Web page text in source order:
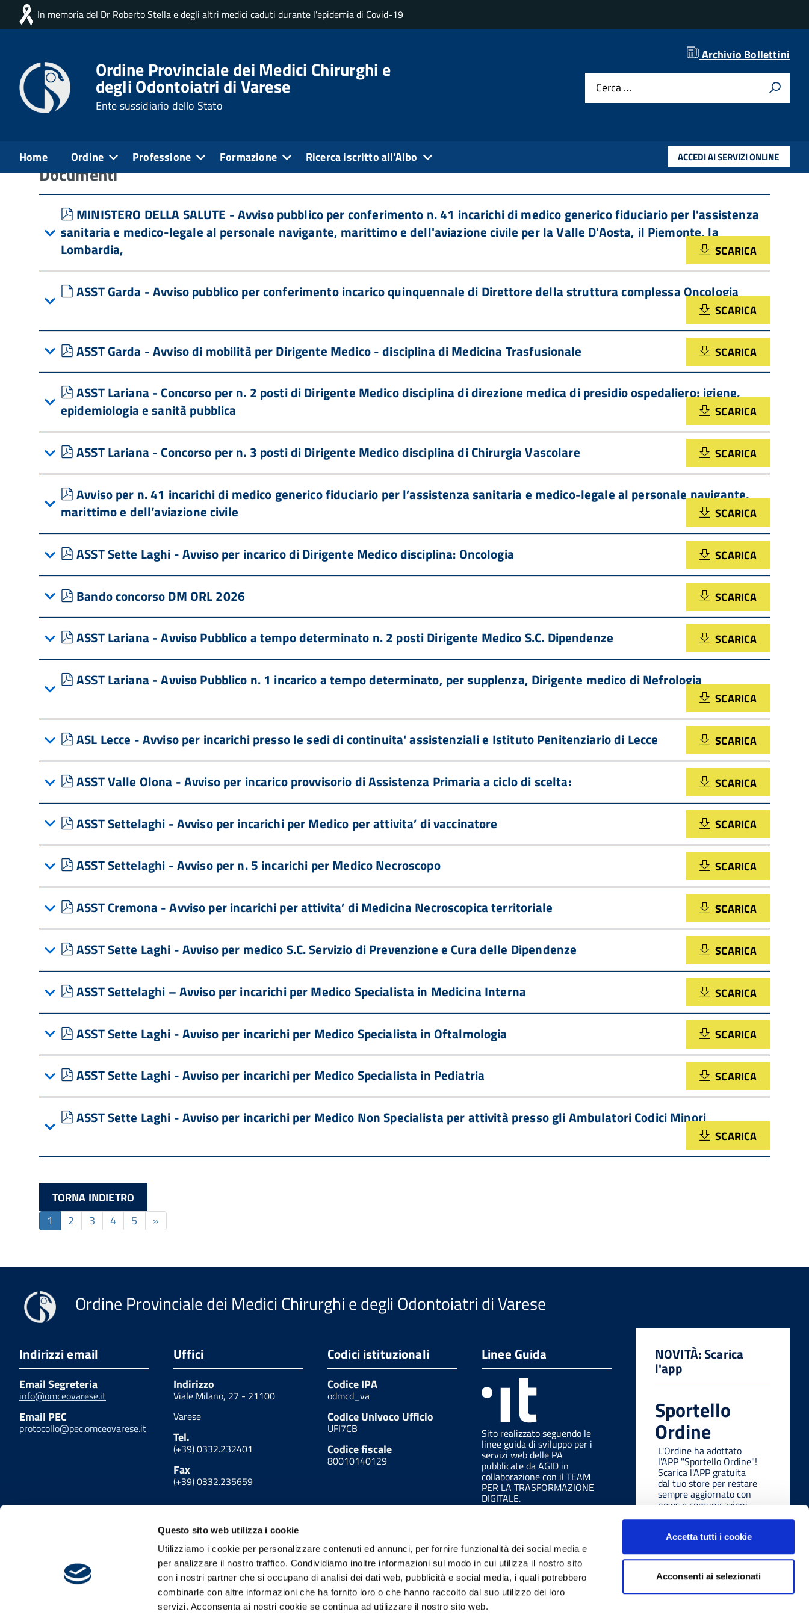
Questo sito web utilizza i cookie
Utilizziamo i cookie per personalizzare contenuti ed annunci, per fornire funzionalità dei social media e
per analizzare il nostro traffico. Condividiamo inoltre informazioni sul modo in cui utilizza il nostro sito
con i nostri partner che si occupano di analisi dei dati web, pubblicità e social media, i quali potrebbero
combinarle con altre informazioni che ha fornito loro o che hanno raccolto dal suo utilizzo dei loro
servizi. Acconsenta ai nostri cookie se continua ad utilizzare il nostro sito web.
Accetta tutti i cookie
Acconsenti ai selezionati
In memoria del Dr Roberto Stella e degli altri medici caduti durante l'epidemia di Covid-19
Ordine Provinciale dei Medici Chirurghi e
degli Odontoiatri di Varese
Ente sussidiario dello Stato
Archivio Bollettini
Cerca …
Home Ordine Professione Formazione Ricerca iscritto all'Albo ACCEDI AI SERVIZI ONLINE
Home Professione Opportunità di lavoro
Opportunità di lavoro
Gli annunci saranno valutati preventivamente prima della loro pubblicazione. L'autore dell'annuncio si assume ogni responsabilità correlata al contenuto dello
stesso.
Documenti
pdf
MINISTERO DELLA SALUTE - Avviso pubblico per conferimento n. 41 incarichi di medico generico fiduciario per l'assistenza
sanitaria e medico-legale al personale navigante, marittimo e dell'aviazione civile per la Valle D'Aosta, il Piemonte, la
Lombardia,
SCARICA
default
ASST Garda - Avviso pubblico per conferimento incarico quinquennale di Direttore della struttura complessa Oncologia
SCARICA
pdf
ASST Garda - Avviso di mobilità per Dirigente Medico - disciplina di Medicina Trasfusionale SCARICA
pdf
ASST Lariana - Concorso per n. 2 posti di Dirigente Medico disciplina di direzione medica di presidio ospedaliero; igiene,
epidemiologia e sanità pubblica
SCARICA
pdf
ASST Lariana - Concorso per n. 3 posti di Dirigente Medico disciplina di Chirurgia Vascolare SCARICA
pdf
Avviso per n. 41 incarichi di medico generico fiduciario per l’assistenza sanitaria e medico-legale al personale navigante,
marittimo e dell’aviazione civile
SCARICA
pdf
ASST Sette Laghi - Avviso per incarico di Dirigente Medico disciplina: Oncologia SCARICA
pdf
Bando concorso DM ORL 2026 SCARICA
pdf
ASST Lariana - Avviso Pubblico a tempo determinato n. 2 posti Dirigente Medico S.C. Dipendenze SCARICA
pdf
ASST Lariana - Avviso Pubblico n. 1 incarico a tempo determinato, per supplenza, Dirigente medico di Nefrologia
SCARICA
pdf
ASL Lecce - Avviso per incarichi presso le sedi di continuita' assistenziali e Istituto Penitenziario di Lecce SCARICA
pdf
ASST Valle Olona - Avviso per incarico provvisorio di Assistenza Primaria a ciclo di scelta: SCARICA
pdf
ASST Settelaghi - Avviso per incarichi per Medico per attivita’ di vaccinatore SCARICA
pdf
ASST Settelaghi - Avviso per n. 5 incarichi per Medico Necroscopo SCARICA
pdf
ASST Cremona - Avviso per incarichi per attivita’ di Medicina Necroscopica territoriale SCARICA
pdf
ASST Sette Laghi - Avviso per medico S.C. Servizio di Prevenzione e Cura delle Dipendenze SCARICA
pdf
ASST Settelaghi – Avviso per incarichi per Medico Specialista in Medicina Interna SCARICA
pdf
ASST Sette Laghi - Avviso per incarichi per Medico Specialista in Oftalmologia SCARICA
pdf
ASST Sette Laghi - Avviso per incarichi per Medico Specialista in Pediatria SCARICA
pdf
ASST Sette Laghi - Avviso per incarichi per Medico Non Specialista per attività presso gli Ambulatori Codici Minori
SCARICA
TORNA INDIETRO
1
2 3 4 5 »
Ordine Provinciale dei Medici Chirurghi e degli Odontoiatri di Varese
Indirizzi email
Email Segreteria
info@omceovarese.it
Email PEC
protocollo@pec.omceovarese.it
Uffici
Indirizzo
Viale Milano, 27 - 21100
Varese
Tel.
(+39) 0332.232401
Fax
(+39) 0332.235659
Codici istituzionali
Codice IPA
odmcd_va
Codice Univoco Ufficio
UFI7CB
Codice fiscale
80010140129
Linee Guida
Sito realizzato seguendo le
linee guida di sviluppo per i
servizi web delle PA
pubblicate da AGID in
collaborazione con il TEAM
PER LA TRASFORMAZIONE
DIGITALE.
NOVITÀ: Scarica
l'app
Sportello
Ordine
L'Ordine ha adottato
l'APP "Sportello Ordine"!
Scarica l'APP gratuita
dal tuo store per restare
sempre aggiornato con
news e comunicazioni
ovunque tu sia, in modo